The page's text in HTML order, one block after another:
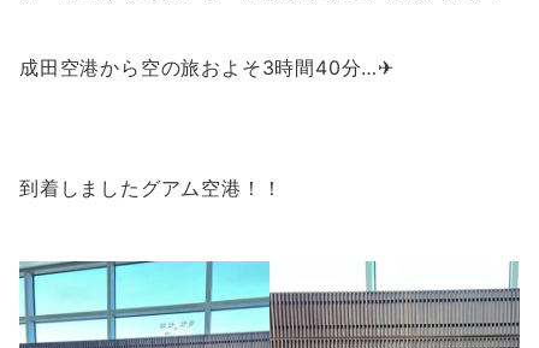
成田空港から空の旅およそ3時間40分…✈
到着しましたグアム空港！！